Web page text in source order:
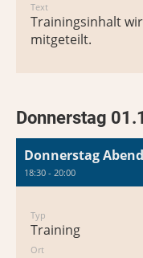
Text
Trainingsinhalt
mitgeteilt.
Donnerstag
Donnerstag
18:30 - 20:00
Typ
Training
Ort